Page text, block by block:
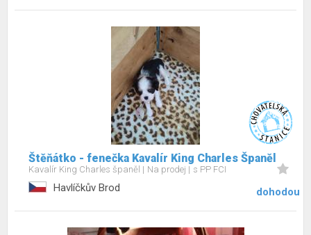
Štěňátko - fenečka Kavalír King Charles Španěl
Kavalír King Charles španěl Na prodej s PP FCI
Havlíčkův Brod dohodou